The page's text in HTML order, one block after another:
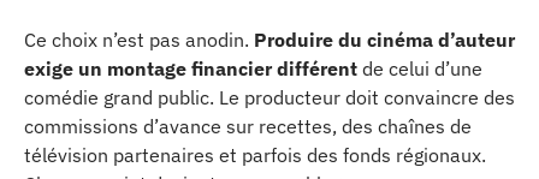
Ce choix n’est pas anodin. Produire du cinéma d’auteur
exige un montage financier différent de celui d’une
comédie grand public. Le producteur doit convaincre des
commissions d’avance sur recettes, des chaînes de
télévision partenaires et parfois des fonds régionaux.